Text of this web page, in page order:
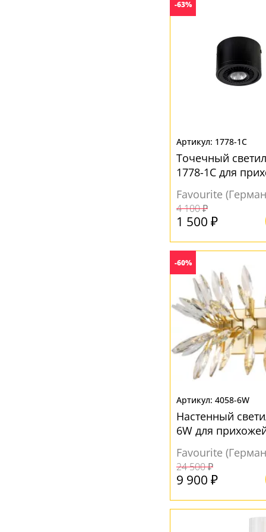
-63%
1778-1C
Точечный
1778-1C для
Favourite
4 100 ₽
1 500 ₽
-60%
4058-6W
Настенный
6W для
Favourite
24 500 ₽
9 900 ₽